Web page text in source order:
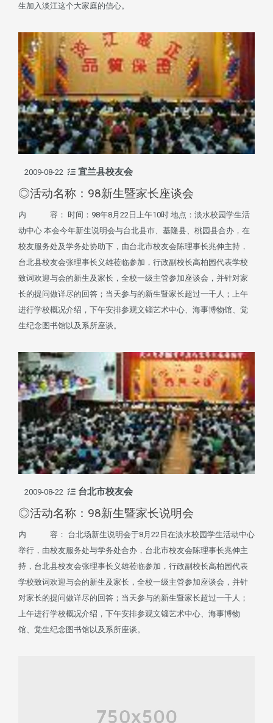
生加入淡江这个大家庭的信心。
2009-08-22 宜兰县校友会
◎活动名称：98新生暨家长座谈会
内 容： 时间：98年8月22日上午10时 地点：淡水校园学生活
动中心 本会今年新生说明会与台北县市、基隆县、桃园县合办，在
校友服务处及学务处协助下，由台北市校友会陈理事长兆伸主持，
台北县校友会张理事长义雄莅临参加，行政副校长高柏园代表学校
致词欢迎与会的新生及家长，全校一级主管参加座谈会，并针对家
长的提问做详尽的回答；当天参与的新生暨家长超过一千人；上午
进行学校概况介绍，下午安排参观文锱艺术中心、海事博物馆、觉
生纪念图书馆以及系所座谈。
2009-08-22 台北市校友会
◎活动名称：98新生暨家长说明会
内 容： 台北场新生说明会于8月22日在淡水校园学生活动中心
举行，由校友服务处与学务处合办，台北市校友会陈理事长兆伸主
持，台北县校友会张理事长义雄莅临参加，行政副校长高柏园代表
学校致词欢迎与会的新生及家长，全校一级主管参加座谈会，并针
对家长的提问做详尽的回答；当天参与的新生暨家长超过一千人；
上午进行学校概况介绍，下午安排参观文锱艺术中心、海事博物
馆、觉生纪念图书馆以及系所座谈。